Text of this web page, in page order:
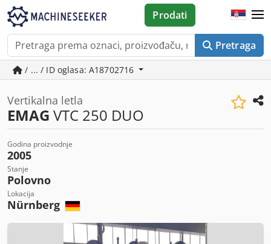
Pretraga
Prodati
/ ... / ID oglasa: A18702716
Vertikalna letla
EMAG VTC 250 DUO
Godina proizvodnje
2005
Stanje
Polovno
Lokacija
Nürnberg